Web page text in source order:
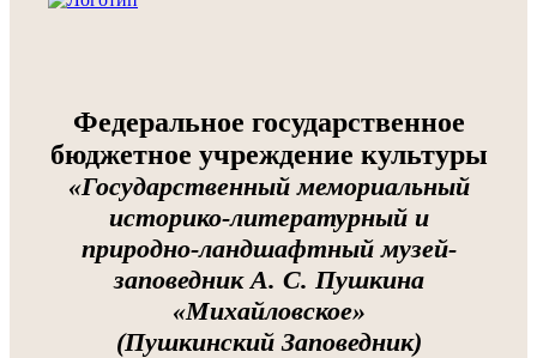
Федеральное государственное
бюджетное учреждение культуры
«Государственный мемориальный
историко-литературный и
природно-ландшафтный музей-
заповедник А. С. Пушкина
«Михайловское»
(Пушкинский Заповедник)